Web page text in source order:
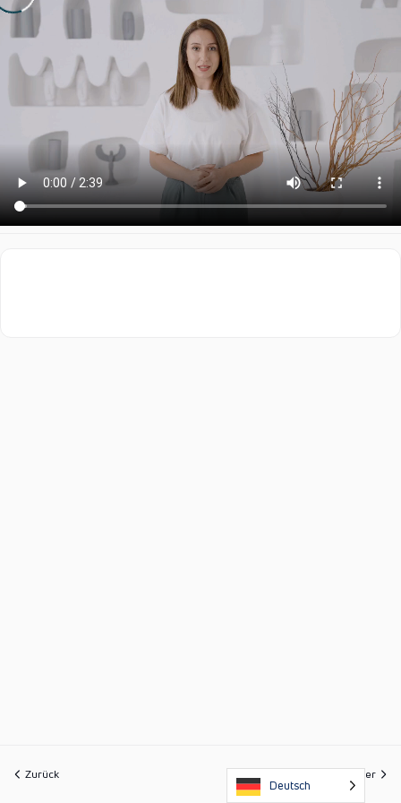
Zurück Weiter
Deutsch